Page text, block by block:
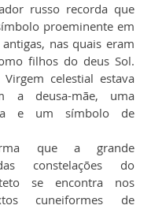
russo recorda que
proeminente em
nas quais eram
filhos do deus Sol.
celestial estava
a deusa-mãe, uma
e um símbolo de
que a grande
constelações do
se encontra nos
cuneiformes de